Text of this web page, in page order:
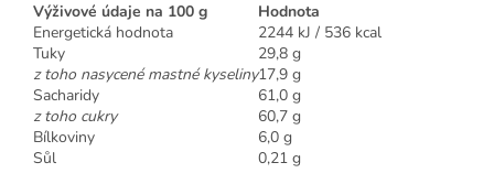
Výživové údaje na 100 g
Hodnota
Energetická hodnota
2244 kJ / 536 kcal
Tuky
29,8 g
z toho nasycené mastné kyseliny17,9 g
Sacharidy
61,0 g
z toho cukry
60,7 g
Bílkoviny
6,0 g
Sůl
0,21 g